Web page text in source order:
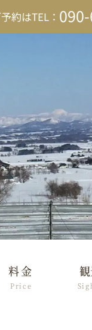
約はTEL：
料金
Price